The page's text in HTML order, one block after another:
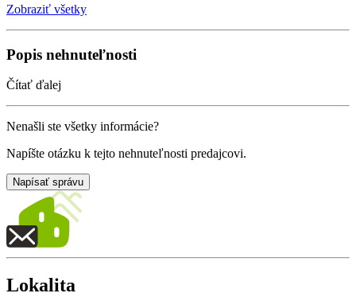
Zobraziť všetky
Popis nehnuteľnosti
Čítať ďalej
Nenašli ste všetky informácie?
Napíšte otázku k tejto nehnuteľnosti predajcovi.
Napísať správu
Lokalita